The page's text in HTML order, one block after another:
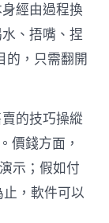
經由過程換
、捂嘴、捏
的，只需翻開
的技巧操縱
價錢方面，
示；假如付
，軟件可以